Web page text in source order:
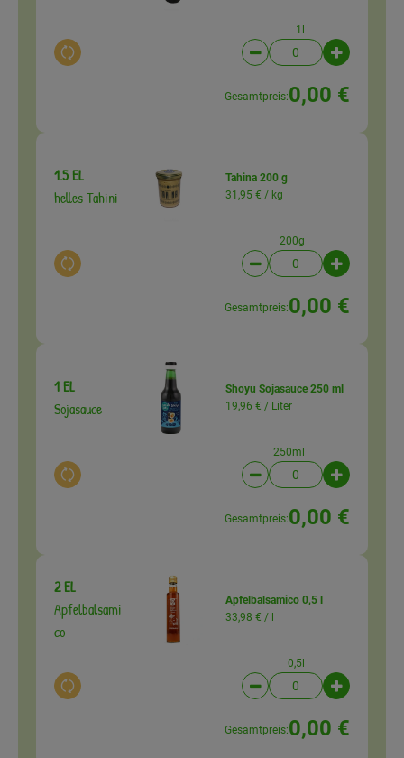
Auswahl ändern
1l
Artikelanzahl
Gesamtpreis:0,00 €
1.5 EL
helles Tahini
Auswahl ändern
Tahina 200 g
31,95 € / kg
200g
Artikelanzahl
Gesamtpreis:0,00 €
1 EL
Sojasauce
Auswahl ändern
Shoyu Sojasauce 250 ml
19,96 € / Liter
250ml
Artikelanzahl
Gesamtpreis:0,00 €
2 EL
Apfelbalsami
co
Auswahl ändern
Apfelbalsamico 0,5 l
33,98 € /
0,5l
Artikelanzahl
Gesamtpreis:0,00 €